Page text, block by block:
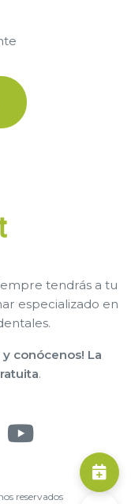
tendrás a tu
especializado en
conócenos! La
.
reservados